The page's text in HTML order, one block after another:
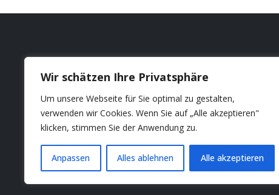
Wir schätzen Ihre Privatsphäre
Um unsere Webseite für Sie optimal zu gestalten,
verwenden wir Cookies. Wenn Sie auf „Alle akzeptieren"
klicken, stimmen Sie der Anwendung zu.
Anpassen Alles ablehnen Alle akzeptieren
Impressum
Unsere AGB